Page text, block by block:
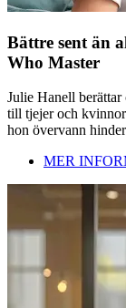
Bättre sent än
Who Master
Julie Hanell
till tjejer och
hon övervann
MER